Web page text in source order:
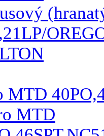
MTD